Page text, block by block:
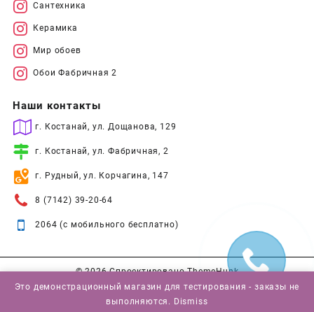
Сантехника
Керамика
Мир обоев
Обои Фабричная 2
Наши контакты
г. Костанай, ул. Дощанова, 129
г. Костанай, ул. Фабричная, 2
г. Рудный, ул. Корчагина, 147
8 (7142) 39-20-64
2064 (с мобильного бесплатно)
© 2026Спроектировано ThemeHunk
Это демонстрационный магазин для тестирования - заказы не
выполняются. Dismiss